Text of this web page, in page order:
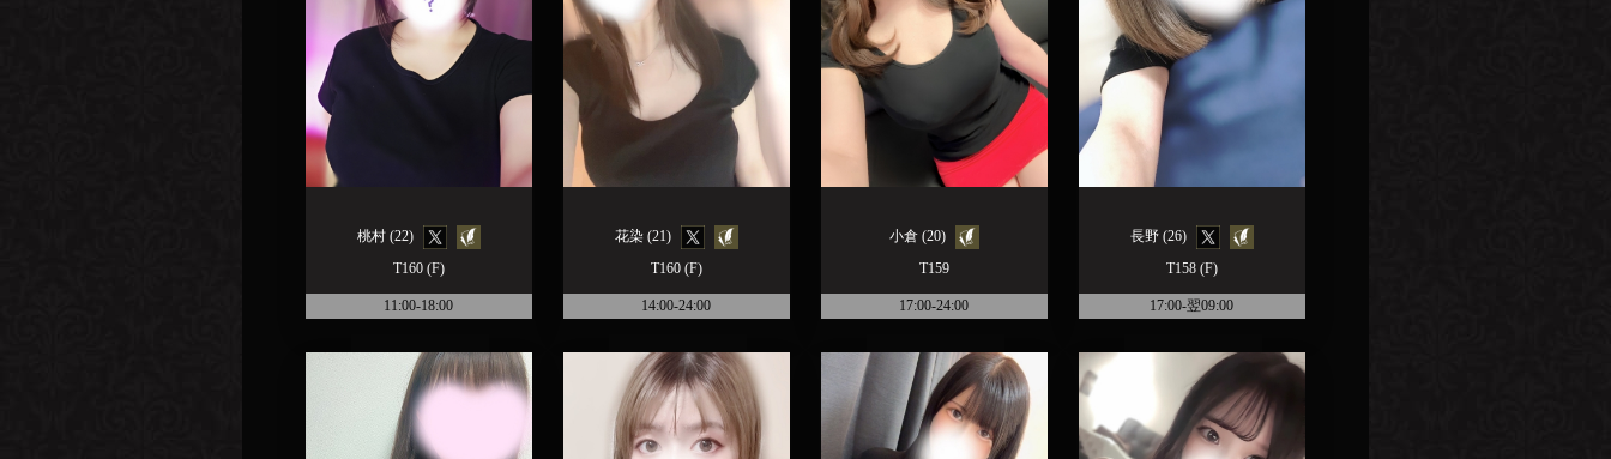
桃村 (22)
T160 (F)
11:00-18:00
花染 (21)
T160 (F)
14:00-24:00
小倉 (20)
T159
17:00-24:00
長野 (26)
T158 (F)
17:00-翌09:00